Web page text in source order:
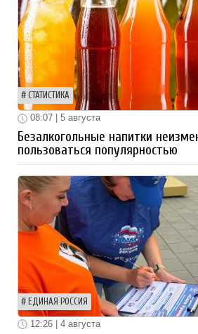
СТАТИСТИКА
08:07 | 5 августа
Безалкогольные напитки
пользоваться популярностью
ЕДИНАЯ РОССИЯ
12:26 | 4 августа